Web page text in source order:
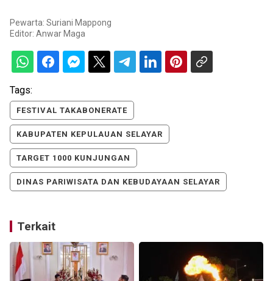
Pewarta: Suriani Mappong
Editor: Anwar Maga
Tags:
FESTIVAL TAKABONERATE
KABUPATEN KEPULAUAN SELAYAR
TARGET 1000 KUNJUNGAN
DINAS PARIWISATA DAN KEBUDAYAAN SELAYAR
Terkait